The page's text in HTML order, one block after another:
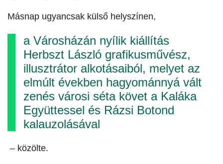
Másnap ugyancsak külső helyszínen,
a Városházán nyílik kiállítás
Herbszt László grafikusművész,
illusztrátor alkotásaiból, melyet az
elmúlt években hagyománnyá vált
zenés városi séta követ a Kaláka
Együttessel és Rázsi Botond
kalauzolásával
– közölte.